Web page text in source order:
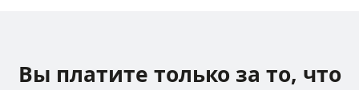
Вы платите только за то, что